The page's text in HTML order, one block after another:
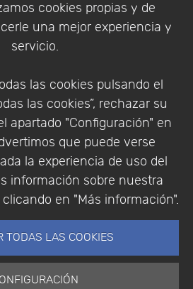
cookies propias y de
una mejor experiencia y
servicio.
las cookies pulsando el
las cookies”, rechazar su
apartado "Configuración" en
que puede verse
la experiencia de uso del
información sobre nuestra
clicando en "Más información".
TODAS LAS COOKIES
de Privacidad
de compra
Identificarse
| Política de Privacidad |
de Cookies
- 2026. Addlink Software
S.L.
Portugal.